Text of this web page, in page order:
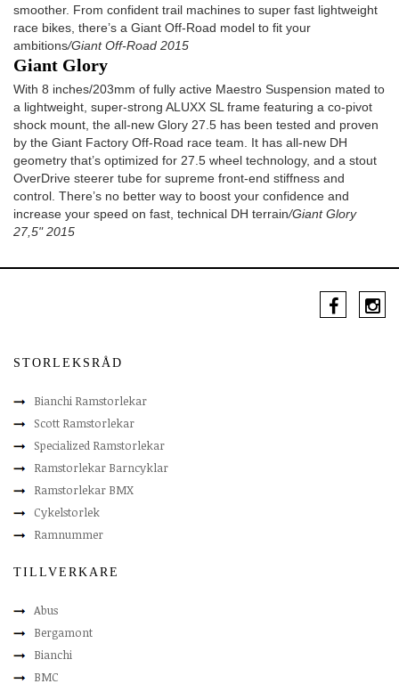
smoother. From confident trail machines to super fast lightweight
race bikes, there’s a Giant Off-Road model to fit your
ambitions/Giant Off-Road 2015
Giant Glory
With 8 inches/203mm of fully active Maestro Suspension mated to
a lightweight, super-strong ALUXX SL frame featuring a co-pivot
shock mount, the all-new Glory 27.5 has been tested and proven
by the Giant Factory Off-Road race team. It has all-new DH
geometry that’s optimized for 27.5 wheel technology, and a stout
OverDrive steerer tube for supreme front-end stiffness and
control. There’s no better way to boost your confidence and
increase your speed on fast, technical DH terrain/Giant Glory
27,5" 2015
STORLEKSRÅD
Bianchi Ramstorlekar
Scott Ramstorlekar
Specialized Ramstorlekar
Ramstorlekar Barncyklar
Ramstorlekar BMX
Cykelstorlek
Ramnummer
TILLVERKARE
Abus
Bergamont
Bianchi
BMC